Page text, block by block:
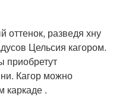
оттенок, разведя хну
Цельсия кагором.
Кагор можно
каркаде .